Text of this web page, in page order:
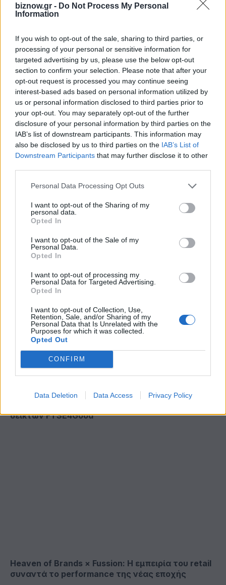
biznow.gr - Do Not Process My Personal
Information
If you wish to opt-out of the sale, sharing to third parties, or
processing of your personal or sensitive information for
targeted advertising by us, please use the below opt-out
section to confirm your selection. Please note that after your
opt-out request is processed you may continue seeing
interest-based ads based on personal information utilized by
us or personal information disclosed to third parties prior to
your opt-out. You may separately opt-out of the further
disclosure of your personal information by third parties on the
IAB’s list of downstream participants. This information may
also be disclosed by us to third parties on the IAB’s List of
Downstream Participants that may further disclose it to other
Personal Data Processing Opt Outs
I want to opt-out of the Sharing of my
personal data.
Opted In
I want to opt-out of the Sale of my
Personal Data.
Opted In
I want to opt-out of processing my
Personal Data for Targeted Advertising.
Opted In
I want to opt-out of Collection, Use,
Retention, Sale, and/or Sharing of my
Personal Data that Is Unrelated with the
Purposes for which it was collected.
Opted Out
CONFIRM
Data Deletion Data Access Privacy Policy
και διεθνούς ρεπορτάζ, επικεντρώνοντας το ενδιαφέρον
του στα new media, τις νέες τεχνολογίες και τις startups.
έντυπα μέσα, σε τομείς όπως η αρθρογραφία, η
επικοινωνία και η ενημέρωση
ΣΧΕΤΙΚΆ ΆΡΘΡΑ
Lidl Ελλάς: Διεθνώς αναγνωρισμένα κρασιά στην
κορυφαία σχέση ποιότητας-τιμής
δεικτών FTSE4Good
Heaven of Brands × Fussion: Η εμπειρία του retail
συναντά το performance της νέας εποχής